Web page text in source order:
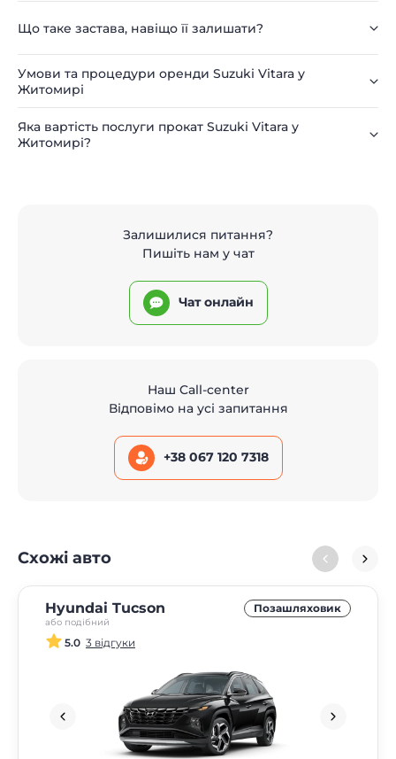
Що таке застава, навіщо її залишати?
Умови та процедури оренди Suzuki Vitara у
Житомирі
Яка вартість послуги прокат Suzuki Vitara у
Житомирі?
Залишилися питання?
Пишіть нам у чат
Чат онлайн
Наш Call-center
Відповімо на усі запитання
+38 067 120 7318
Схожі авто
Hyundai Tucson
або подібний
Позашляховик
5.0 3 відгуки